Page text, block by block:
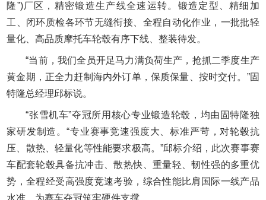
隆”)厂区，精密锻造生产线全速运转。锻造定型、精细加
工、闭环质检各环节无缝衔接、全程自动化作业，一批批轻
量化、高品质摩托车轮毂有序下线、整装待发。
“当前，我们全员开足马力满负荷生产，抢抓二季度生产
黄金期，正全力赶制海内外订单，保质保量、按时交付。”固
特隆总经理邱标说。
“张雪机车”夺冠所用核心专业锻造轮毂，均由固特隆独
家研发制造。“专业赛事竞速强度大、标准严苛，对轮毂抗
压、散热、轻量化等性能要求极高。”邱标介绍，此次赛事赛
车配套轮毂具备抗冲击、散热快、重量轻、韧性强的多重优
势，全程经受高强度竞速考验，综合性能比肩国际一线产品